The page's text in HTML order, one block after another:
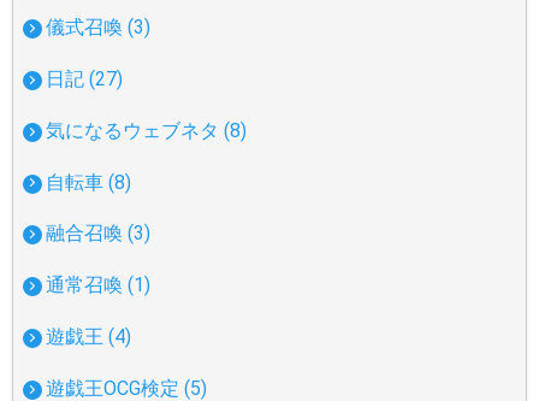
儀式召喚 (3)
日記 (27)
気になるウェブネタ (8)
自転車 (8)
融合召喚 (3)
通常召喚 (1)
遊戯王 (4)
遊戯王OCG検定 (5)